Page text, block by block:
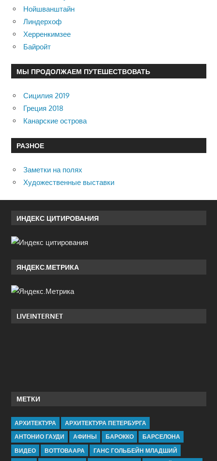
Нойшванштайн
Линдерхоф
Херренкимзее
Байройт
МЫ ПРОДОЛЖАЕМ ПУТЕШЕСТВОВАТЬ
Сицилия 2019
Греция 2018
Канарские острова
РАЗНОЕ
Заметки на полях
Художественные выставки
ИНДЕКС ЦИТИРОВАНИЯ
ЯНДЕКС.МЕТРИКА
LIVEINTERNET
МЕТКИ
АРХИТЕКТУРА
АРХИТЕКТУРА ПЕТЕРБУРГА
АНТОНИО ГАУДИ
АФИНЫ БАРОККО
БАРСЕЛОНА
ВИДЕО
ВОТТОВААРА
ГАНС ГОЛЬБЕЙН МЛАДШИЙ